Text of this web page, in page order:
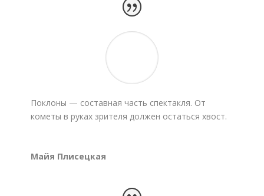
Поклоны — составная часть спектакля. От
кометы в руках зрителя должен остаться хвост.
Майя Плисецкая